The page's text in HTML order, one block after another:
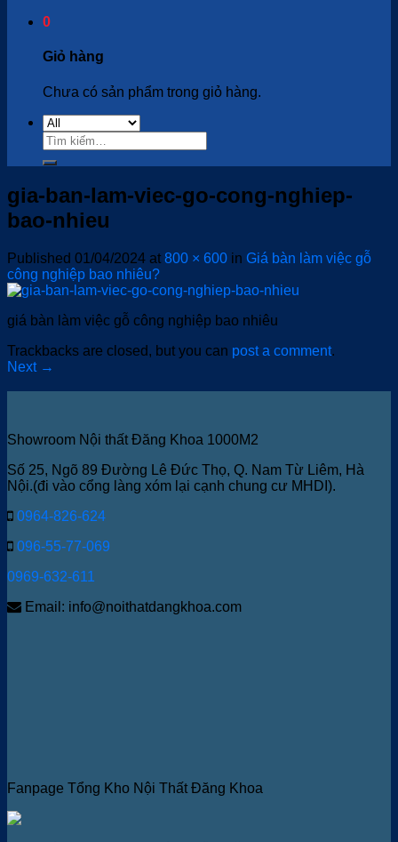
0
Giỏ hàng
Chưa có sản phẩm trong giỏ hàng.
Tìm
kiếm:
gia-ban-lam-viec-go-cong-nghiep-
bao-nhieu
Published 01/04/2024 at 800 × 600 in Giá bàn làm việc gỗ
công nghiệp bao nhiêu?
giá bàn làm việc gỗ công nghiệp bao nhiêu
Trackbacks are closed, but you can post a comment.
Next →
Showroom Nội thất Đăng Khoa 1000M2
Số 25, Ngõ 89 Đường Lê Đức Thọ, Q. Nam Từ Liêm, Hà
Nội.(đi vào cổng làng xóm lại cạnh chung cư MHDI).
0964-826-624
096-55-77-069
0969-632-611
Email: info@noithatdangkhoa.com
Fanpage Tổng Kho Nội Thất Đăng Khoa